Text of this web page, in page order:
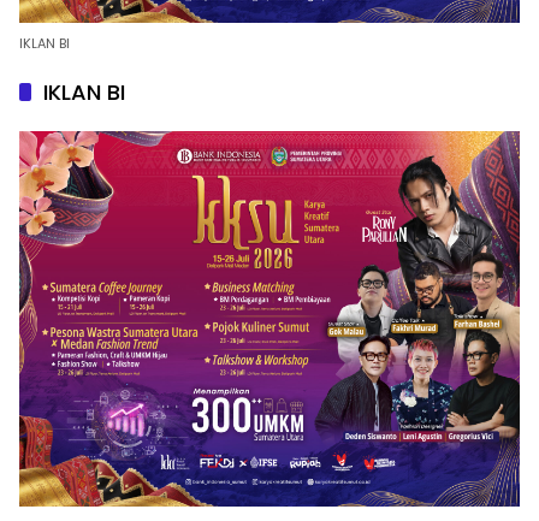
IKLAN BI
IKLAN BI